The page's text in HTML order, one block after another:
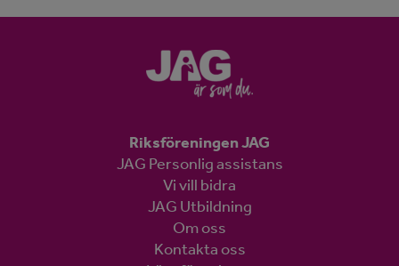
Riksföreningen JAG
JAG Personlig assistans
Vi vill bidra
JAG Utbildning
Om oss
Kontakta oss